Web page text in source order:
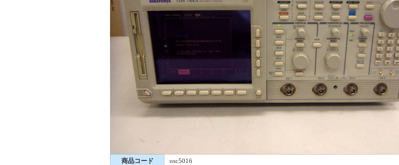
商品コード
osc5016